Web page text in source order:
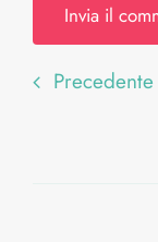
Precedente